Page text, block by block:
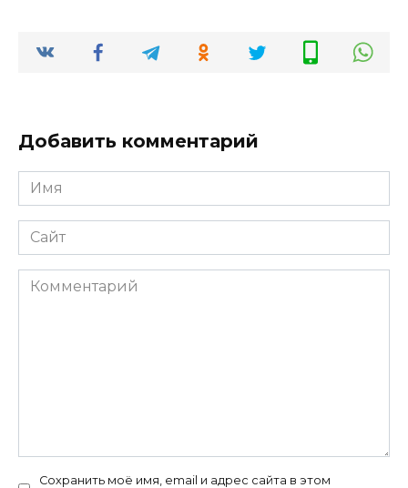
Добавить комментарий
Имя
*
Сайт
Комментарий
Сохранить моё имя, email и адрес сайта в этом